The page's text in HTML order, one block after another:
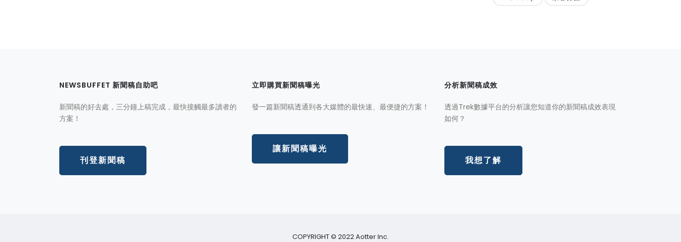
NEWSBUFFET 新聞稿自助吧
新聞稿的好去處，三分鐘上稿完成，最快接觸最多讀者的
方案！
刊登新聞稿
立即購買新聞稿曝光
發一篇新聞稿透通到各大媒體的最快速、最便捷的方案！
讓新聞稿曝光
分析新聞稿成效
透過Trek數據平台的分析讓您知道你的新聞稿成效表現
如何？
我想了解
COPYRIGHT © 2022 Aotter Inc.